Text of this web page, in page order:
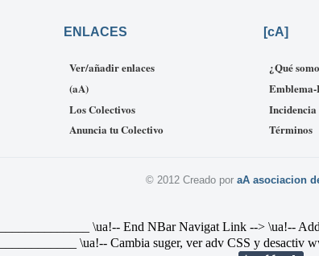
ENLACES
Ver/añadir enlaces
(aA)
Los Colectivos
Anuncia tu Colectivo
[cA]
¿Qué
Incidencia
Términos
© 2012 Creado por aA asociacion
\ua!-- End NBar Navigat Link --> \ua!--
\ua!-- Cambia suger, ver adv CSS y desactiv